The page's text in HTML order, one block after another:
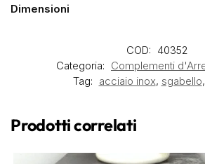
Dimensioni
COD: 40352
Categoria: Complementi
Tag: acciaio inox, sgabello,
Prodotti correlati